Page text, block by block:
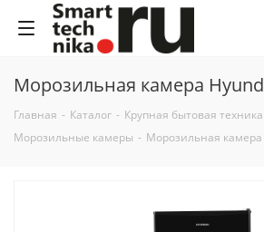
Морозильная камера
Главная - Каталог - Крупная бытовая техника
Морозильные камеры - Морозильная камера